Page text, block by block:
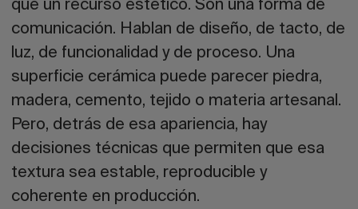
que un recurso estético. Son una forma de
comunicación. Hablan de diseño, de tacto, de
luz, de funcionalidad y de proceso. Una
superficie cerámica puede parecer piedra,
madera, cemento, tejido o materia artesanal.
Pero, detrás de esa apariencia, hay
decisiones técnicas que permiten que esa
textura sea estable, reproducible y
coherente en producción.